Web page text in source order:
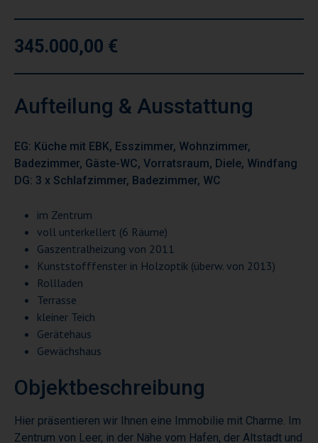
345.000,00 €
Aufteilung & Ausstattung
EG: Küche mit EBK, Esszimmer, Wohnzimmer,
Badezimmer, Gäste-WC, Vorratsraum, Diele, Windfang
DG: 3 x Schlafzimmer, Badezimmer, WC
im Zentrum
voll unterkellert (6 Räume)
Gaszentralheizung von 2011
Kunststofffenster in Holzoptik (überw. von 2013)
Rollladen
Terrasse
kleiner Teich
Gerätehaus
Gewächshaus
Objektbeschreibung
Hier präsentieren wir Ihnen eine Immobilie mit Charme. Im
Zentrum von Leer, in der Nähe vom Hafen, der Altstadt und